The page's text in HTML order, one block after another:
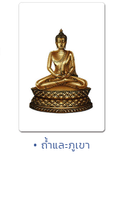
• ถ้ำและภูเขา